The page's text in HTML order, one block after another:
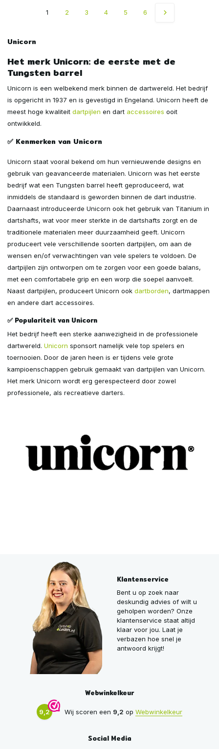
1 2 3 4 5 6
Unicorn
Het merk Unicorn: de eerste met de
Tungsten barrel
Unicorn is een welbekend merk binnen de dartwereld. Het bedrijf
is opgericht in 1937 en is gevestigd in Engeland. Unicorn heeft de
meest hoge kwaliteit dartpijlen en dart accessoires ooit
ontwikkeld.
✅ Kenmerken van Unicorn
Unicorn staat vooral bekend om hun vernieuwende designs en
gebruik van geavanceerde materialen. Unicorn was het eerste
bedrijf wat een Tungsten barrel heeft geproduceerd, wat
inmiddels de standaard is geworden binnen de dart industrie.
Daarnaast introduceerde Unicorn ook het gebruik van Titanium in
dartshafts, wat voor meer sterkte in de dartshafts zorgt en de
traditionele materialen meer duurzaamheid geeft. Unicorn
produceert vele verschillende soorten dartpijlen, om aan de
wensen en/of verwachtingen van vele spelers te voldoen. De
dartpijlen zijn ontworpen om te zorgen voor een goede balans,
met een comfortabele grip en een worp die soepel aanvoelt.
Naast dartpijlen, produceert Unicorn ook dartborden, dartmappen
en andere dart accessoires.
✅ Populariteit van Unicorn
Het bedrijf heeft een sterke aanwezigheid in de professionele
dartwereld. Unicorn sponsort namelijk vele top spelers en
toernooien. Door de jaren heen is er tijdens vele grote
kampioenschappen gebruik gemaakt van dartpijlen van Unicorn.
Het merk Unicorn wordt erg gerespecteerd door zowel
professionele, als recreatieve darters.
Klantenservice
Bent u op zoek naar
deskundig advies of wilt u
geholpen worden? Onze
klantenservice staat altijd
klaar voor jou. Laat je
verbazen hoe snel je
antwoord krijgt!
Webwinkelkeur
9,2 Wij scoren een 9,2 op Webwinkelkeur
Social Media